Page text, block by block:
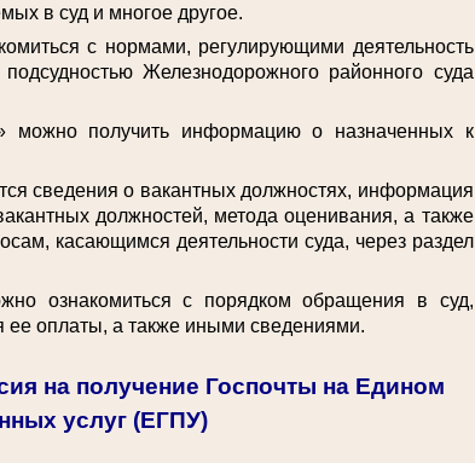
в суд и многое другое.
с нормами, регулирующими деятельность
Железнодорожного районного суда
получить информацию о назначенных к
сведения о вакантных должностях, информация
должностей, метода оценивания, а также
касающимся деятельности суда, через раздел
с порядком обращения в суд,
ее оплаты, а также иными сведениями.
на получение Госпочты на Едином
услуг (ЕГПУ)